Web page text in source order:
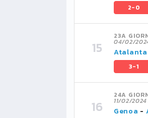
2-0
23A
04/02/
Atalanta
3-1
24A
11/02/
Genoa -